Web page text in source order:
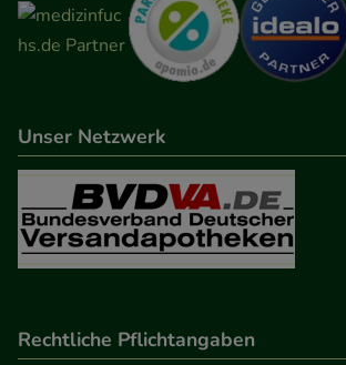
Unser Netzwerk
Rechtliche Pflichtangaben